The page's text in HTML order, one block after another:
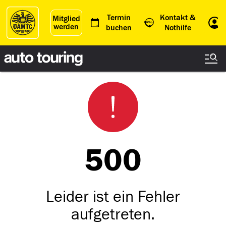
Mitglied
werden
Termin
buchen
Kontakt &
Nothilfe
500
Leider ist ein Fehler
aufgetreten.